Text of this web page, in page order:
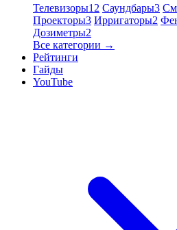
Телевизоры12 Саундбары3
Проекторы3 Ирригаторы2
Дозиметры2
Все категории →
Рейтинги
Гайды
YouTube